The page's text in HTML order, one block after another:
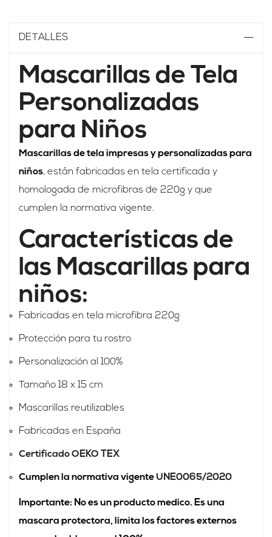
DETALLES
Mascarillas de Tela
Personalizadas
para Niños
Mascarillas de tela impresas y personalizadas para
niños, están fabricadas en tela certificada y
homologada de microfibras de 220g y que
cumplen la normativa vigente.
Características de
las Mascarillas para
niños:
Fabricadas en tela microfibra 220g
Protección para tu rostro
Personalización al 100%
Tamaño 18 x 15 cm
Mascarillas reutilizables
Fabricadas en España
Certificado OEKO TEX
Cumplen la normativa vigenteUNE0065/2020
Importante: No es un producto medico. Es una
mascara protectora, limita los factores externos